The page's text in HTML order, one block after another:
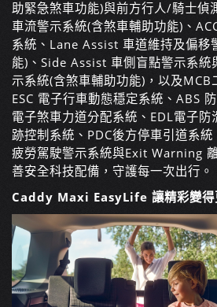
助緊急煞車功能)與前方行人/騎士偵
車流警示系統(含煞車輔助功能)、
系統、Lane Assist 車道維持及偏移
能)、Side Assist 車側盲點警示系統
示系統(含煞車輔助功能)，以及MCB
ESC 電子行車動態穩定系統、ABS
電子煞車力道分配系統、EDL電子防
跡控制系統、PDC後方停車引道系統
疲勞駕駛警示系統與Exit Warning
善安全科技配備，守護每一次出行。
Caddy Maxi EasyLife 讓精彩變得